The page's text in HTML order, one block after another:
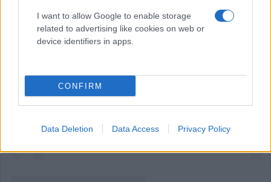
I want to allow Google to enable storage
related to advertising like cookies on web or
device identifiers in apps.
CONFIRM
Data Deletion Data Access Privacy Policy
Δείτε αυτή τη δημοσίευση στο Instagram.